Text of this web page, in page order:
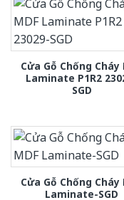
Cửa Gỗ Chống Cháy
Laminate P1R2
SGD
Cửa Gỗ Chống Cháy
Laminate-SGD